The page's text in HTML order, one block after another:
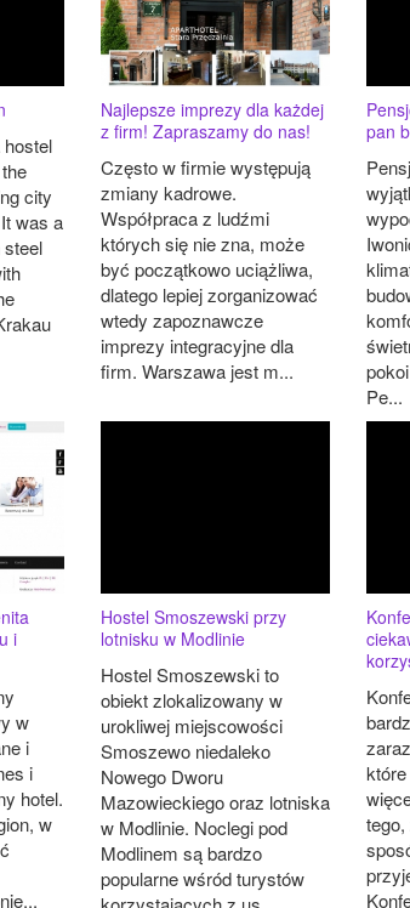
city
was a
Najlepsze imprezy dla każdej
z firm! Zapraszamy do nas!
Często w firmie występują
zmiany kadrowe.
Współpraca z ludźmi
których się nie zna, może
być początkowo uciążliwa,
dlatego lepiej zorganizować
wtedy zapoznawcze
imprezy integracyjne dla
firm. Warszawa jest m...
pan
Pe...
i
w
i
i
hotel.
w
Hostel Smoszewski przy
lotnisku w Modlinie
Hostel Smoszewski to
obiekt zlokalizowany w
urokliwej miejscowości
Smoszewo niedaleko
Nowego Dworu
Mazowieckiego oraz lotniska
w Modlinie. Noclegi pod
Modlinem są bardzo
popularne wśród turystów